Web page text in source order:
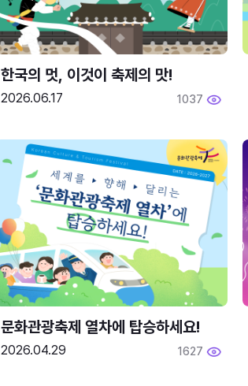
한국의 멋, 이것이 축제의 맛!
2026.06.17 1037
문화관광축제 열차에 탑승하세요!
2026.04.29 1627